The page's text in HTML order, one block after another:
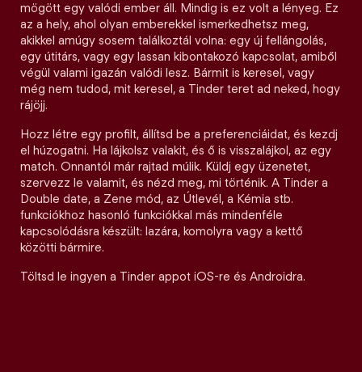
mögött egy valódi ember áll. Mindig is ez volt a lényeg. Ez
az a hely, ahol olyan emberekkel ismerkedhetsz meg,
akikkel amúgy sosem találkoztál volna: egy új fellángolás,
egy útitárs, vagy egy lassan kibontakozó kapcsolat, amiből
végül valami igazán valódi lesz. Bármit is keresel, vagy
még nem tudod, mit keresel, a Tinder teret ad neked, hogy
rájöjj.
Hozz létre egy profilt, állítsd be a preferenciáidat, és kezdj
el húzogatni. Ha lájkolsz valakit, és ő is visszalájkol, az egy
match. Onnantól már rajtad múlik. Küldj egy üzenetet,
szervezz le valamit, és nézd meg, mi történik. A Tinder a
Double date, a Zene mód, az Útlevél, a Kémia stb.
funkciókhoz hasonló funkciókkal más mindenféle
kapcsolódásra készült: lazára, komolyra vagy a kettő
közötti bármire.
Töltsd le ingyen a Tinder appot iOS-re és Androidra.